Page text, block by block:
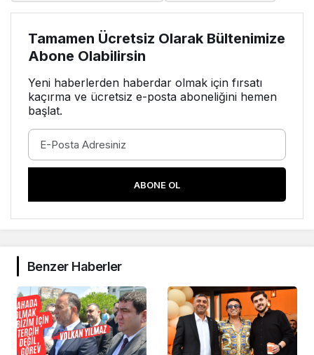
Tamamen Ücretsiz Olarak Bültenimize
Abone Olabilirsin
Yeni haberlerden haberdar olmak için fırsatı
kaçırma ve ücretsiz e-posta aboneliğini hemen
başlat.
ABONE OL
Benzer Haberler